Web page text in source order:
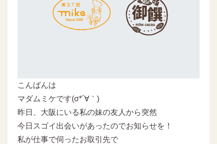
こんばんは
マダムミケです(σ*´∀｀)
昨日、大阪にいる私の妹の友人から突然
今日スゴイ出会いがあったのでお知らせを！
私が仕事で伺ったお取引先で